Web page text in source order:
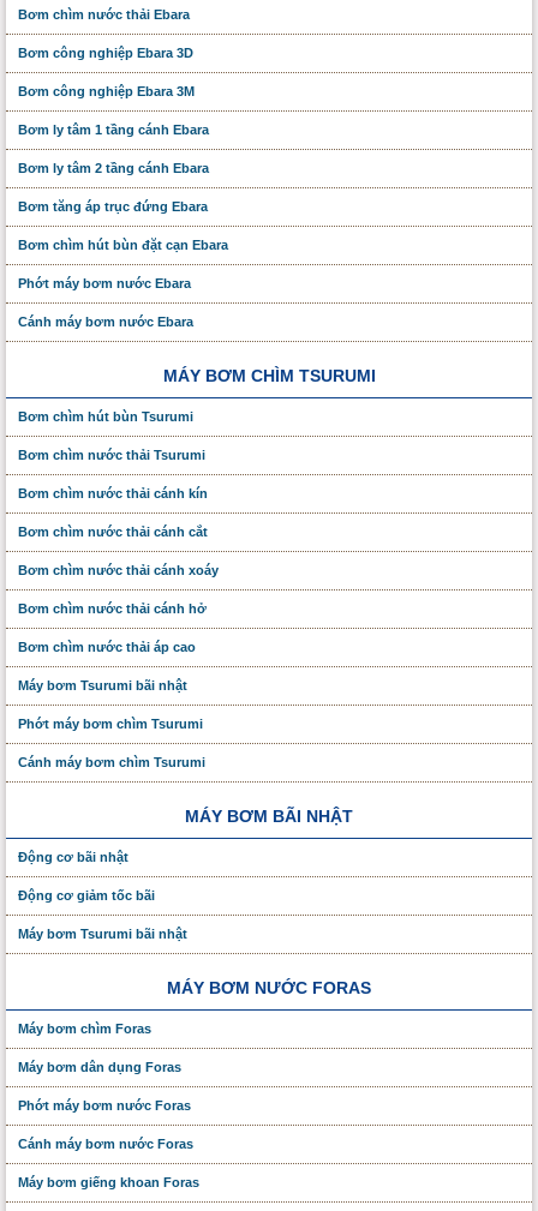
Bơm chìm nước thải Ebara
Bơm công nghiệp Ebara 3D
Bơm công nghiệp Ebara 3M
Bơm ly tâm 1 tầng cánh Ebara
Bơm ly tâm 2 tầng cánh Ebara
Bơm tăng áp trục đứng Ebara
Bơm chìm hút bùn đặt cạn Ebara
Phớt máy bơm nước Ebara
Cánh máy bơm nước Ebara
MÁY BƠM CHÌM TSURUMI
Bơm chìm hút bùn Tsurumi
Bơm chìm nước thải Tsurumi
Bơm chìm nước thải cánh kín
Bơm chìm nước thải cánh cắt
Bơm chìm nước thải cánh xoáy
Bơm chìm nước thải cánh hở
Bơm chìm nước thải áp cao
Máy bơm Tsurumi bãi nhật
Phớt máy bơm chìm Tsurumi
Cánh máy bơm chìm Tsurumi
MÁY BƠM BÃI NHẬT
Động cơ bãi nhật
Động cơ giảm tốc bãi
Máy bơm Tsurumi bãi nhật
MÁY BƠM NƯỚC FORAS
Máy bơm chìm Foras
Máy bơm dân dụng Foras
Phớt máy bơm nước Foras
Cánh máy bơm nước Foras
Máy bơm giếng khoan Foras